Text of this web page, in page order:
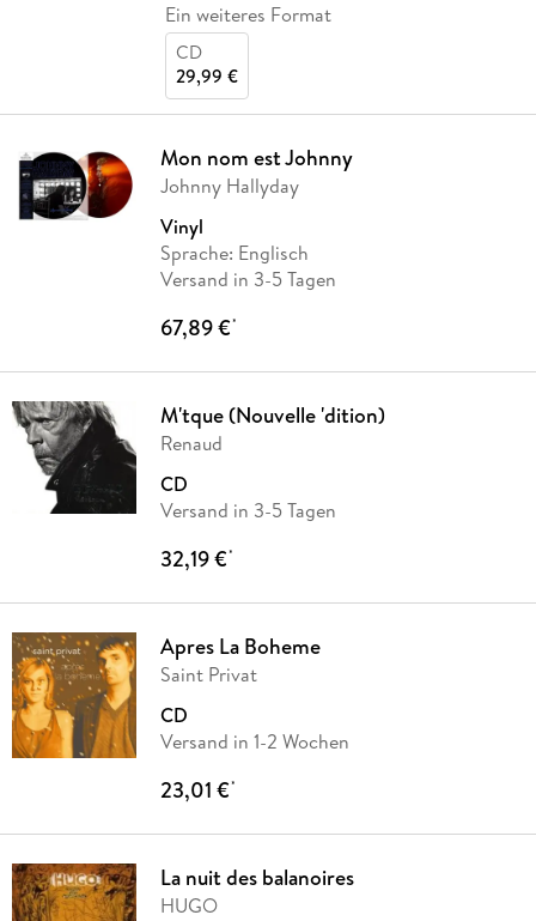
Ein weiteres Format
CD
29,99 €
Mon nom est Johnny
Johnny Hallyday
Vinyl
Sprache: Englisch
Versand in 3-5 Tagen
67,89 €*
M'tque (Nouvelle 'dition)
Renaud
CD
Versand in 3-5 Tagen
32,19 €*
Apres La Boheme
Saint Privat
CD
Versand in 1-2 Wochen
23,01 €*
La nuit des balanoires
HUGO